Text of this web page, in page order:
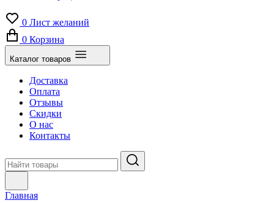
0 Лист желаний
0 Корзина
Каталог товаров
Доставка
Оплата
Отзывы
Скидки
О нас
Контакты
Главная